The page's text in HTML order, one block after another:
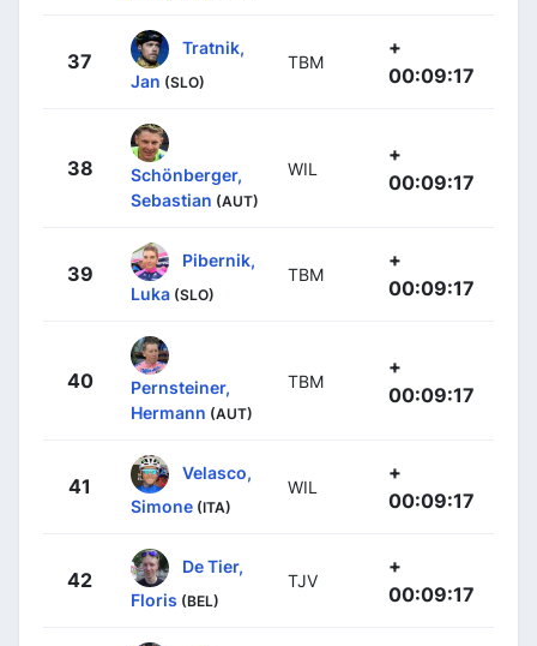
37
Tratnik,
Jan (SLO)
TBM
+
00:09:17
38
Schönberger,
Sebastian (AUT)
WIL
+
00:09:17
39
Pibernik,
Luka (SLO)
TBM
+
00:09:17
40
Pernsteiner,
Hermann (AUT)
TBM
+
00:09:17
41
Velasco,
Simone (ITA)
WIL
+
00:09:17
42
De Tier,
Floris (BEL)
TJV
+
00:09:17